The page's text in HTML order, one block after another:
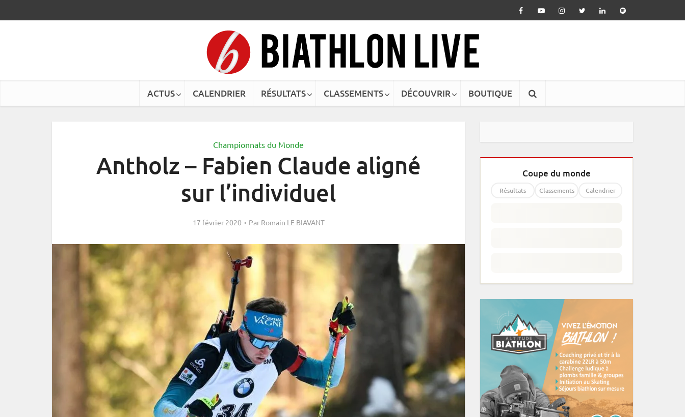
ACTUS CALENDRIER RÉSULTATS CLASSEMENTS DÉCOUVRIR BOUTIQUE
Championnats du Monde
Antholz – Fabien Claude aligné
sur l’individuel
17 février 2020 Par Romain LE BIAVANT
Coupe du monde
Résultats Classements Calendrier